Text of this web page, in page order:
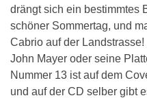
drängt sich ein bestimmtes
schöner Sommertag, und
Cabrio auf der
John Mayer oder seine
Nummer 13 ist auf dem
und auf der CD selber gibt